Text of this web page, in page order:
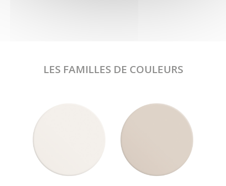
LES FAMILLES DE COULEURS